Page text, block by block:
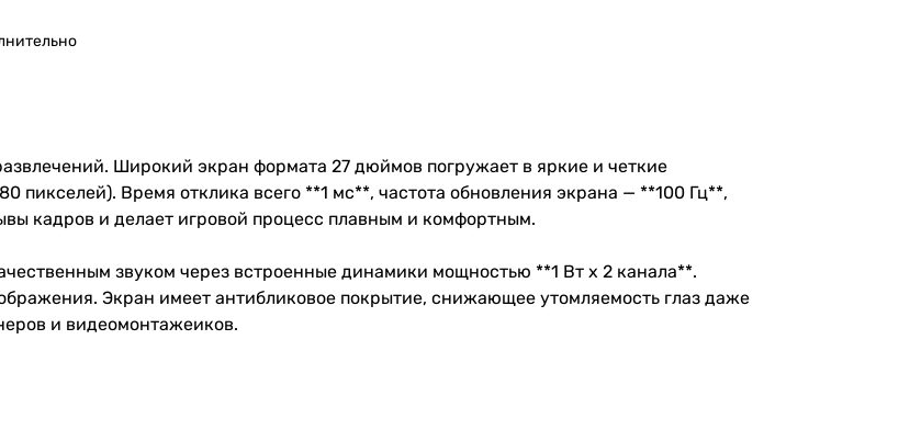
Широкий экран формата 27 дюймов погружает в яркие и четкие
пикселей). Время отклика всего **1 мс**, частота обновления экрана — **100 Гц**,
кадров и делает игровой процесс плавным и комфортным.
звуком через встроенные динамики мощностью **1 Вт х 2 канала**.
Экран имеет антибликовое покрытие, снижающее утомляемость глаз даже
и видеомонтажеиков.